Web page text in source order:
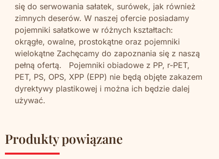
się do serwowania sałatek, surówek, jak również
zimnych deserów. W naszej ofercie posiadamy
pojemniki sałatkowe w różnych kształtach:
okrągłe, owalne, prostokątne oraz pojemniki
wielokątne Zachęcamy do zapoznania się z naszą
pełną ofertą. Pojemniki obiadowe z PP, r-PET,
PET, PS, OPS, XPP (EPP) nie będą objęte zakazem
dyrektywy plastikowej i można ich będzie dalej
używać.
Produkty powiązane